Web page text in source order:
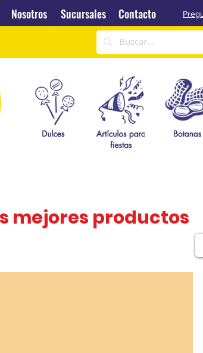
Sucursales Contacto
Nosotros Sucursales Contacto
mejores productos